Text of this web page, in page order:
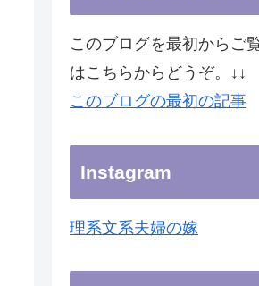
このブログを最初からご
はこちらからどうぞ。↓↓
このブログの最初の記事
Instagram
理系文系夫婦の嫁